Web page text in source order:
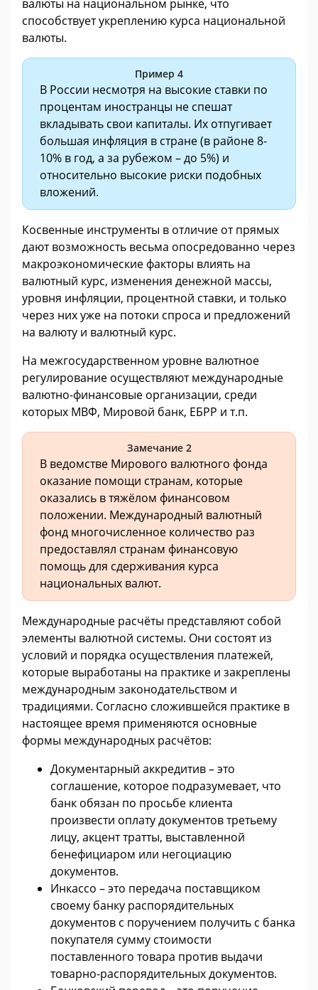
валюты на национальном рынке, что
способствует укреплению курса национальной
валюты.
Пример 4
В России несмотря на высокие ставки по
процентам иностранцы не спешат
вкладывать свои капиталы. Их отпугивает
большая инфляция в стране (в районе 8-
10% в год, а за рубежом – до 5%) и
относительно высокие риски подобных
вложений.
Косвенные инструменты в отличие от прямых
дают возможность весьма опосредованно через
макроэкономические факторы влиять на
валютный курс, изменения денежной массы,
уровня инфляции, процентной ставки, и только
через них уже на потоки спроса и предложений
на валюту и валютный курс.
На межгосударственном уровне валютное
регулирование осуществляют международные
валютно-финансовые организации, среди
которых МВФ, Мировой банк, ЕБРР и т.п.
Замечание 2
В ведомстве Мирового валютного фонда
оказание помощи странам, которые
оказались в тяжёлом финансовом
положении. Международный валютный
фонд многочисленное количество раз
предоставлял странам финансовую
помощь для сдерживания курса
национальных валют.
Международные расчёты представляют собой
элементы валютной системы. Они состоят из
условий и порядка осуществления платежей,
которые выработаны на практике и закреплены
международным законодательством и
традициями. Согласно сложившейся практике в
настоящее время применяются основные
формы международных расчётов:
Документарный аккредитив – это
соглашение, которое подразумевает, что
банк обязан по просьбе клиента
произвести оплату документов третьему
лицу, акцент тратты, выставленной
бенефициаром или негоциацию
документов.
Инкассо – это передача поставщиком
своему банку распорядительных
документов с поручением получить с банка
покупателя сумму стоимости
поставленного товара против выдачи
товарно-распорядительных документов.